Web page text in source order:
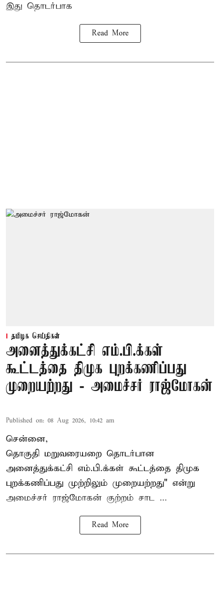
இது தொடர்பாக
Read More
தமிழக செய்திகள்
அனைத்துக்கட்சி எம்.பி.க்கள்
கூட்டத்தை திமுக புறக்கணிப்பது
முறையற்றது - அமைச்சர் ராஜ்மோகன்
Published on: 08 Aug 2026, 10:42 am
சென்னை,
தொகுதி மறுவரையறை தொடர்பான
அனைத்துக்கட்சி எம்.பி.க்கள் கூட்டத்தை திமுக
புறக்கணிப்பது முற்றிலும் முறையற்றது" என்று
அமைச்சர் ராஜ்மோகன் குற்றம் சாட ...
Read More